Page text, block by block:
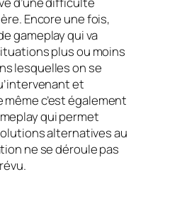
Encore une fois,
gameplay qui va
plus ou moins
lesquelles on se
et
c’est également
qui permet
alternatives au
ne se déroule pas